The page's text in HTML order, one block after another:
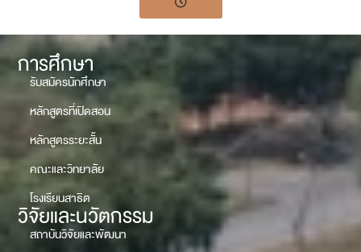
การศึกษา
รับสมัครนักศึกษา
หลักสูตรที่เปิดสอน
หลักสูตรระยะสั้น
คณะและวิทยาลัย
โรงเรียนสาธิต
วิจัยและนวัตกรรม
สถาบันวิจัยและพัฒนา